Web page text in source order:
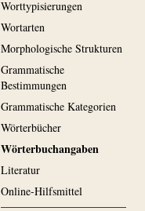
Worttypisierungen
Wortarten
Morphologische Strukturen
Grammatische
Bestimmungen
Grammatische Kategorien
Wörterbücher
Wörterbuchangaben
Literatur
Online-Hilfsmittel